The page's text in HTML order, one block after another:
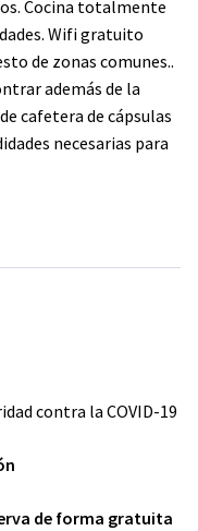
Cocina totalmente
Wifi gratuito
de zonas comunes..
además de la
cafetera de cápsulas
necesarias para
contra la COVID-19
de forma gratuita